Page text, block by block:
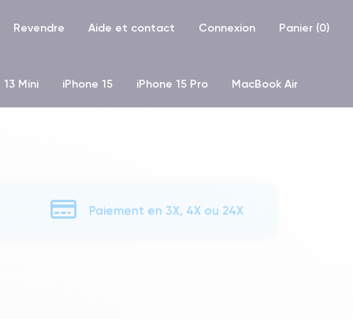
Revendre Aide et contact Connexion Panier (0)
Mini iPhone 15 iPhone 15 Pro MacBook Air
Paiement en 3X, 4X ou 24X